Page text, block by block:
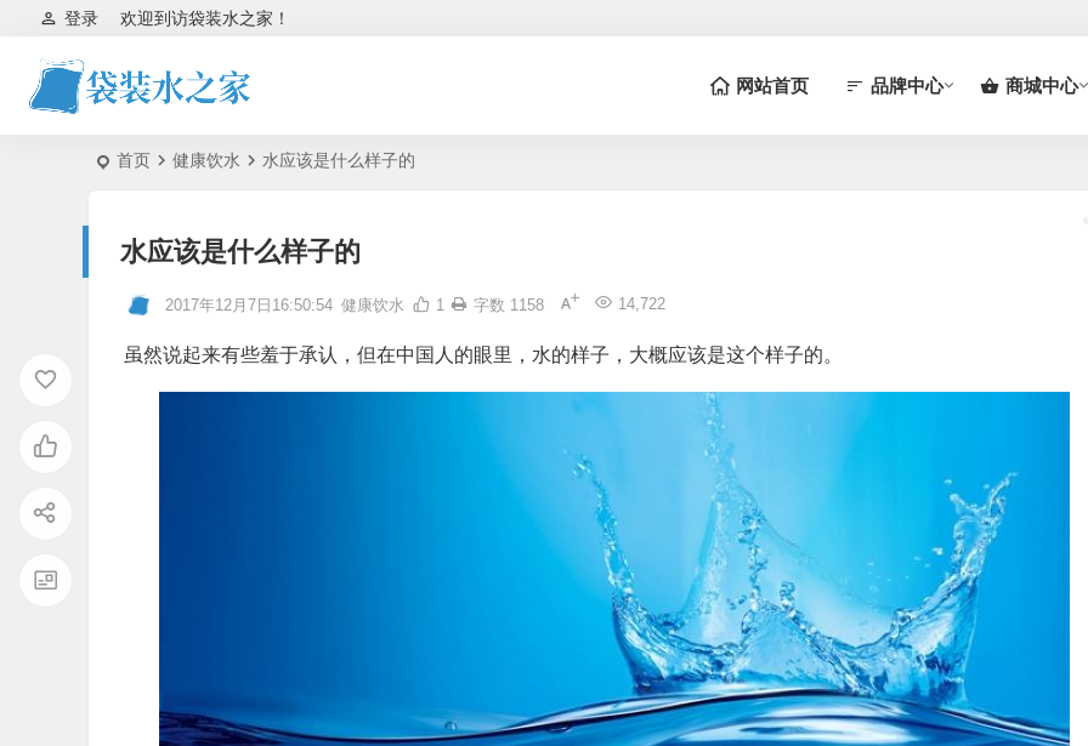
欢迎到访袋装水之家！
登录
网站首页 品牌中心 商城中心
首页 健康饮水 水应该是什么样子的
水应该是什么样子的
2017年12月7日16:50:54 健康饮水 14,722
1 字数 1158
虽然说起来有些羞于承认，但在中国人的眼里，水的样子，大概应该是这个样子的。